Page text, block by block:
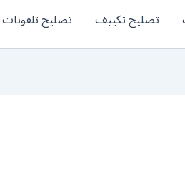
تصليح تكييف تصليح تلفونات